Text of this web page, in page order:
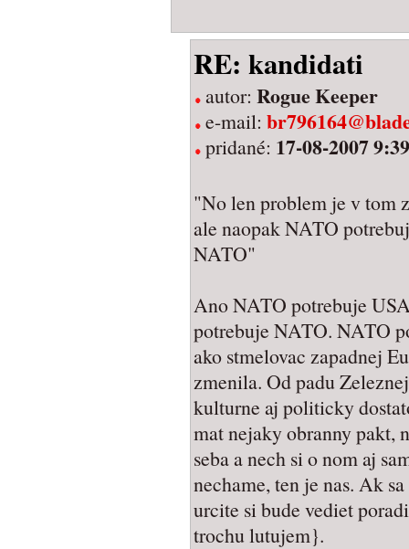
RE: kandidati
autor: Rogue Keeper
e-mail:
pridané: 17-08-2007 9:39
"No len problem je v tom
ale naopak NATO
NATO"
Ano NATO potrebuje
potrebuje NATO. NATO
ako stmelovac zapadnej
zmenila. Od padu
kulturne aj politicky
mat nejaky obranny pakt,
seba a nech si o nom aj
nechame, ten je nas. Ak
urcite si bude vediet
trochu lutujem}.